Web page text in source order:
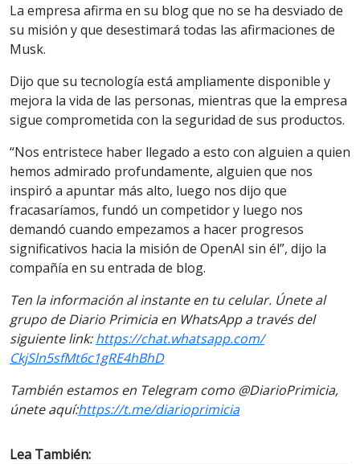
La empresa afirma en su blog que no se ha desviado de
su misión y que desestimará todas las afirmaciones de
Musk.
Dijo que su tecnología está ampliamente disponible y
mejora la vida de las personas, mientras que la empresa
sigue comprometida con la seguridad de sus productos.
“Nos entristece haber llegado a esto con alguien a quien
hemos admirado profundamente, alguien que nos
inspiró a apuntar más alto, luego nos dijo que
fracasaríamos, fundó un competidor y luego nos
demandó cuando empezamos a hacer progresos
significativos hacia la misión de OpenAI sin él”, dijo la
compañía en su entrada de blog.
Ten la información al instante en tu celular. Únete al
grupo de Diario Primicia en WhatsApp a través del
siguientelink:https://chat.whatsapp.com/
CkjSln5sfMt6c1gRE4hBhD
También estamos en Telegram como @DiarioPrimicia,
únete aquí:https://t.me/diarioprimicia
Lea También: